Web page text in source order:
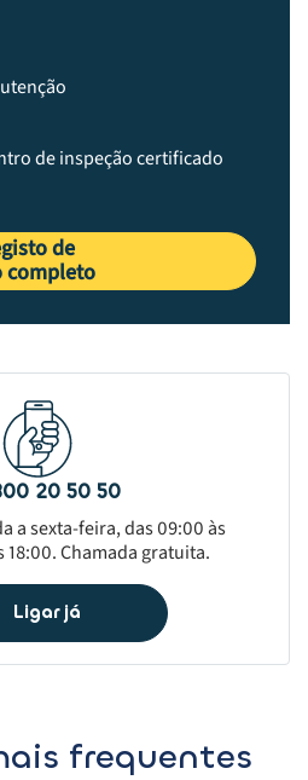
de inspeção certificado
de
completo
20 50 50
a sexta-feira, das 09:00 às
18:00. Chamada gratuita.
Ligar já
frequentes